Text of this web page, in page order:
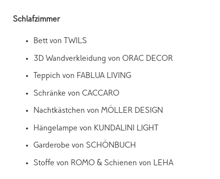
Schlafzimmer
Bett von TWILS
3D Wandverkleidung von ORAC DECOR
Teppich von FABLUA LIVING
Schränke von CACCARO
Nachtkästchen von MÖLLER DESIGN
Hängelampe von KUNDALINI LIGHT
Garderobe von SCHÖNBUCH
Stoffe von ROMO & Schienen von LEHA